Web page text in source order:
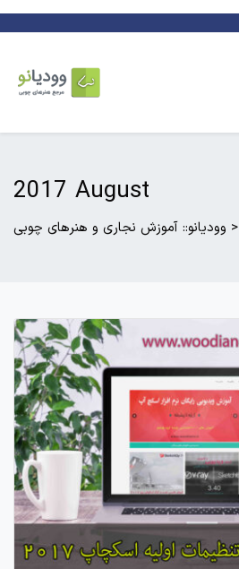
2017 August
وودیانو:: آموزش نجاری و هنرهای چوبی >